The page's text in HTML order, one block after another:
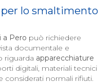
lo smaltimento
a Pero può richiedere
documentale e
riguarda apparecchiature
digitali, materiali tecnici
normali rifiuti.